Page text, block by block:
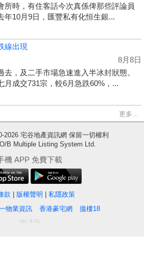
所時，有住客話今次真係俾那些評論員
年10月9日，匯豐私有化恒生銀...
線出現
8月8日
去，及二手市場急速進入半冰封狀態。
月成交731宗，較6月急跌60%，...
更多...
2026 宅谷地產資訊網 保留一切權利
B Multiple Listing System Ltd.
機 APP 免費下載
款 版權聲明
私隱政策
物業資訊 香港豪宅網 搵樓18
Ver. 9.41